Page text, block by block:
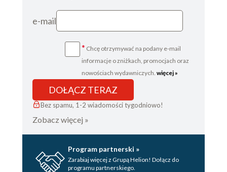
e-mail
* Chcę otrzymywać na podany e-mail
informacje o zniżkach, promocjach oraz
nowościach wydawniczych. więcej »
DOŁĄCZ TERAZ
Bez spamu, 1-2 wiadomości tygodniowo!
Zobacz więcej »
Program partnerski »
Zarabiaj więcej z Grupą Helion! Dołącz do
programu partnerskiego.